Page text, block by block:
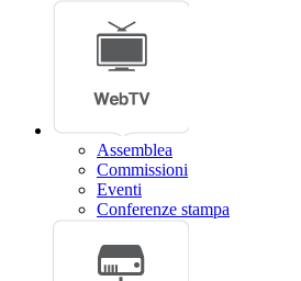
Assemblea
Commissioni
Eventi
Conferenze stampa